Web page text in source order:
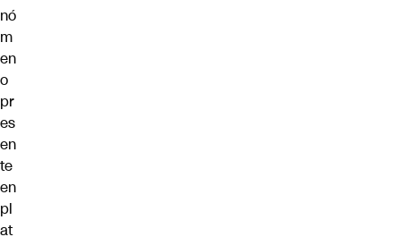
nó
m
en
o
pr
es
en
te
en
pl
at